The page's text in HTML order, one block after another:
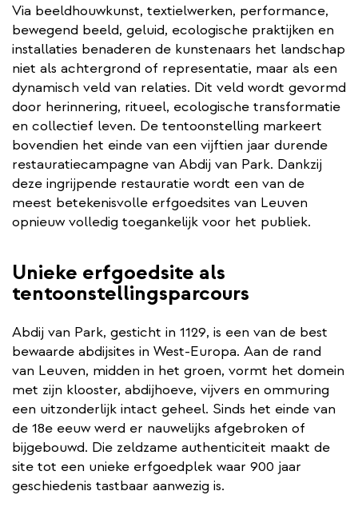
Via beeldhouwkunst, textielwerken, performance,
bewegend beeld, geluid, ecologische praktijken en
installaties benaderen de kunstenaars het landschap
niet als achtergrond of representatie, maar als een
dynamisch veld van relaties. Dit veld wordt gevormd
door herinnering, ritueel, ecologische transformatie
en collectief leven. De tentoonstelling markeert
bovendien het einde van een vijftien jaar durende
restauratiecampagne van Abdij van Park. Dankzij
deze ingrijpende restauratie wordt een van de
meest betekenisvolle erfgoedsites van Leuven
opnieuw volledig toegankelijk voor het publiek.
Unieke erfgoedsite als
tentoonstellingsparcours
Abdij van Park, gesticht in 1129, is een van de best
bewaarde abdijsites in West-Europa. Aan de rand
van Leuven, midden in het groen, vormt het domein
met zijn klooster, abdijhoeve, vijvers en ommuring
een uitzonderlijk intact geheel. Sinds het einde van
de 18e eeuw werd er nauwelijks afgebroken of
bijgebouwd. Die zeldzame authenticiteit maakt de
site tot een unieke erfgoedplek waar 900 jaar
geschiedenis tastbaar aanwezig is.